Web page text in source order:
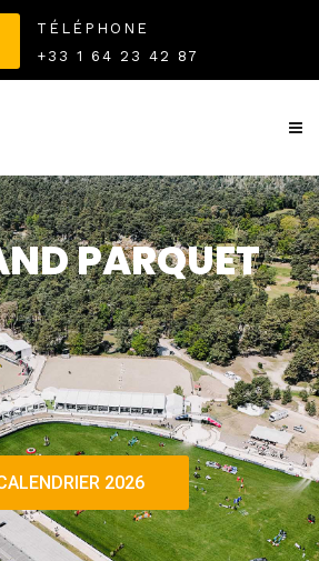
TÉLÉPHONE
+33 1 64 23 42 87
PARQUET
2026